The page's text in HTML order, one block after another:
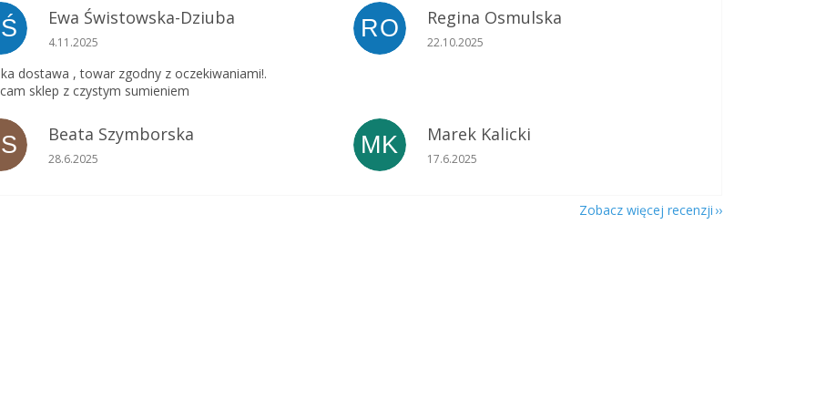
Ewa Świstowska-Dziuba
Ocena sklepu to 5 na 5 gwiazdek.
4.11.2025
dostawa , towar zgodny z oczekiwaniami!.
sklep z czystym sumieniem
RO Regina Osmulska
Ocena sklepu to 5 na 5 gwiazdek.
22.10.2025
Beata Szymborska
Ocena sklepu to 5 na 5 gwiazdek.
28.6.2025
MK Marek Kalicki
Ocena sklepu to 5 na 5 gwiazdek.
17.6.2025
Zobacz więcej recenzji